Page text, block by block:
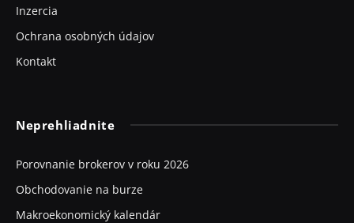
Inzercia
Ochrana osobných údajov
Kontakt
Neprehliadnite
Porovnanie brokerov v roku 2026
Obchodovanie na burze
Makroekonomický kalendár